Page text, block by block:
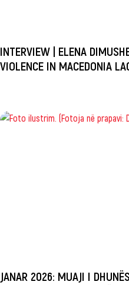
INTERVIEW | ELENA
VIOLENCE IN MACEDONIA
JANAR 2026: MUAJI I